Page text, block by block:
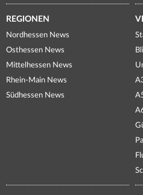
REGIONEN
Nordhessen News
Osthessen News
Mittelhessen News
Rhein-Main News
Südhessen News